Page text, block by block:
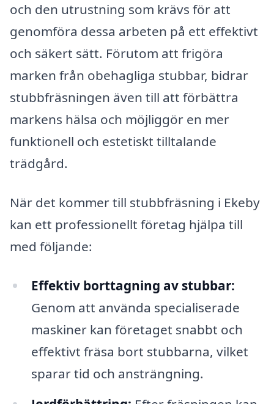
och den utrustning som krävs för att
genomföra dessa arbeten på ett effektivt
och säkert sätt. Förutom att frigöra
marken från obehagliga stubbar, bidrar
stubbfräsningen även till att förbättra
markens hälsa och möjliggör en mer
funktionell och estetiskt tilltalande
trädgård.
När det kommer till stubbfräsning i Ekeby
kan ett professionellt företag hjälpa till
med följande:
Effektiv borttagning av stubbar:
Genom att använda specialiserade
maskiner kan företaget snabbt och
effektivt fräsa bort stubbarna, vilket
sparar tid och ansträngning.